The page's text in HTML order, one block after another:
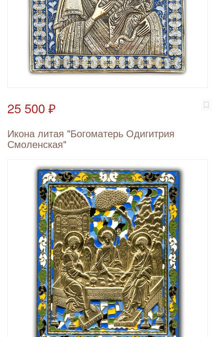
25 500 ₽
Икона литая "Богоматерь Одигитрия
Смоленская"